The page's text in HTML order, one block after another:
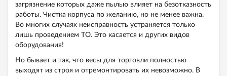
загрязнение которых даже пылью влияет на безотказность
работы. Чистка корпуса по желанию, но не менее важна.
Во многих случаях неисправность устраняется только
лишь проведением ТО. Это касается и других видов
оборудования!
Но бывает и так, что весы для торговли полностью
выходят из строя и отремонтировать их невозможно. В